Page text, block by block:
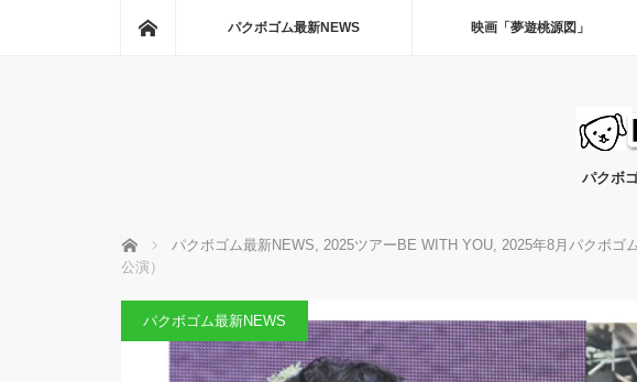
パクボゴム最新NEWS 映画「夢遊桃源図」
パクボ
ホーム パクボゴム最新NEWS, 2025ツアーBE WITH YOU, 2025年8月パクボゴ
公演）
パクボゴム最新NEWS